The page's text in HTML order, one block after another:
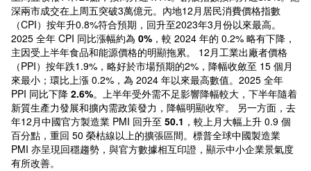
深兩市成交在上周五突破3萬億元。內地12月居民消費價格指數
（CPI）按年升0.8%符合預期，回升至2023年3月份以來最高。
2025 全年 CPI 同比漲幅約為 0% ，較 2024 年的 0.2% 略有下降，
主因受上半年食品和能源價格的明顯拖累。 12月工業出廠者價格
（PPI）按年跌1.9%，略好於市場預期的2%，降幅收斂至 15 個月
來最小；環比上漲 0.2%，為 2024 年以來最高數值。2025 全年
PPI 同比下降 2.6%。上半年受外需不足影響降幅較大，下半年隨着
新質生產力發展和擴內需政策發力，降幅明顯收窄。 另一方面，去
年12月中國官方製造業 PMI 回升至 50.1 ，較上月大幅上升 0.9 個
百分點，重回 50 榮枯線以上的擴張區間。標普全球中國製造業
PMI 亦呈現回穩趨勢，與官方數據相互印證，顯示中小企業景氣度
有所改善。